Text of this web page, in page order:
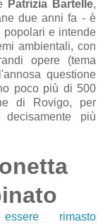
Patrizia Bartelle,
due anni fa - è
popolari e intende
ambientali, con
opere (tema
questione
poco più di 500
di Rovigo, per
più
rimasto